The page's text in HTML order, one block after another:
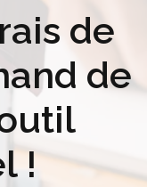
de
de
!